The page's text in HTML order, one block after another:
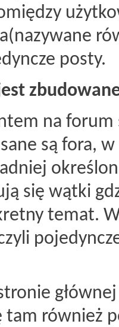
posty.
na
są fora,
się wątki
temat.
tam również